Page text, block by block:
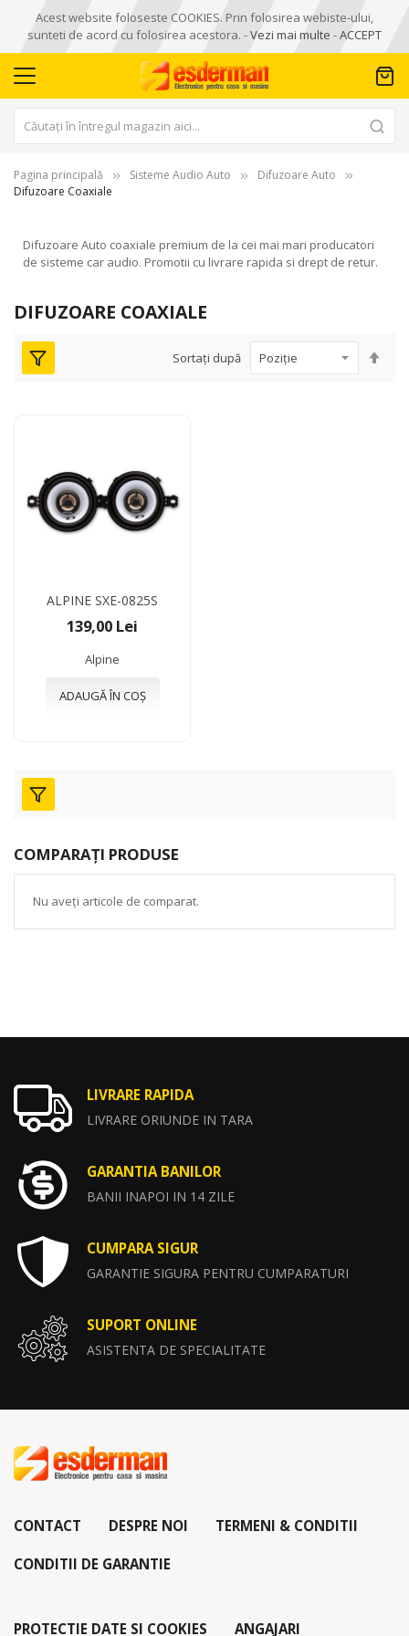
Acest website foloseste COOKIES. Prin folosirea webiste-ului,
sunteti de acord cu folosirea acestora. -Vezi mai multe -ACCEPT
Pagina principală Sisteme Audio Auto
Difuzoare Auto
Difuzoare Coaxiale
Difuzoare Auto coaxiale premium de la cei mai mari producatori
de sisteme car audio. Promotii cu livrare rapida si drept de retur.
DIFUZOARE COAXIALE
Sortați după
ALPINE SXE-0825S
139,00 Lei
Alpine
ADAUGĂ ÎN COȘ
COMPARAȚI PRODUSE
Nu aveți articole de comparat.
LIVRARE RAPIDA
LIVRARE ORIUNDE IN TARA
GARANTIA BANILOR
BANII INAPOI IN 14 ZILE
CUMPARA SIGUR
GARANTIE SIGURA PENTRU CUMPARATURI
SUPORT ONLINE
ASISTENTA DE SPECIALITATE
CONTACT DESPRE NOI TERMENI & CONDITII
CONDITII DE GARANTIE
PROTECTIE DATE SI COOKIES ANGAJARI